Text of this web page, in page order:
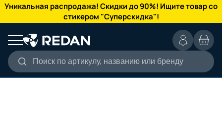
Уникальная распродажа! Скидки до 90%! Ищите товар со
стикером "Суперскидка"!
Поиск по артикулу, названию или бренду
КАТАЛОГ